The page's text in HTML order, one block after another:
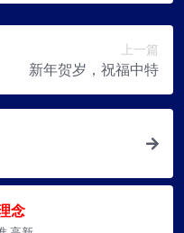
上一篇
新年贺岁，祝福中特
念